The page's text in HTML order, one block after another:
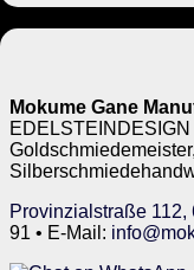
Mokume Gane
Provinzialstraße 112,
91 • E-Mail: